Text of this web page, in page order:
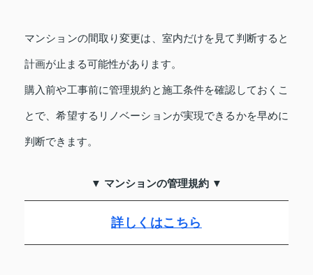
マンションの間取り変更は、室内だけを見て判断すると
計画が止まる可能性があります。
購入前や工事前に管理規約と施工条件を確認しておくこ
とで、希望するリノベーションが実現できるかを早めに
判断できます。
▼ マンションの管理規約 ▼
詳しくはこちら